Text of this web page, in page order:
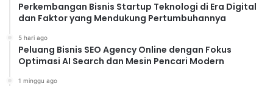
Perkembangan Bisnis Startup Teknologi di Era Digital
dan Faktor yang Mendukung Pertumbuhannya
5 hari ago
Peluang Bisnis SEO Agency Online dengan Fokus
Optimasi AI Search dan Mesin Pencari Modern
1 minggu ago